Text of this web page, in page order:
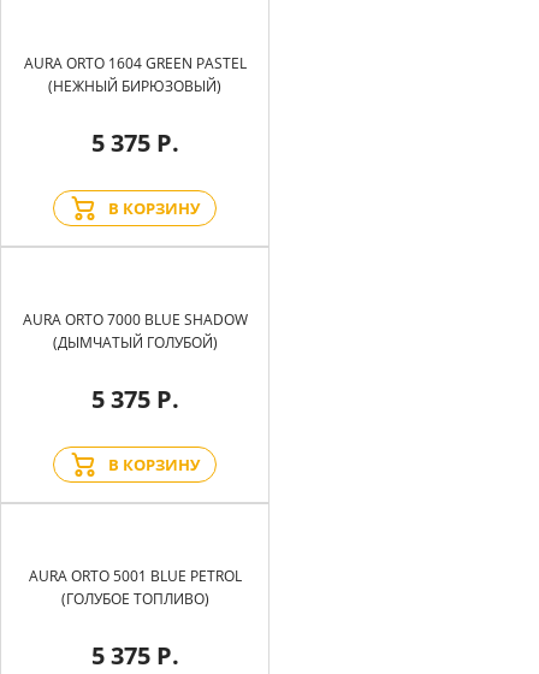
AURA ORTO 1604 GREEN PASTEL
(НЕЖНЫЙ БИРЮЗОВЫЙ)
5 375 Р.
В КОРЗИНУ
AURA ORTO 7000 BLUE SHADOW
(ДЫМЧАТЫЙ ГОЛУБОЙ)
5 375 Р.
В КОРЗИНУ
AURA ORTO 5001 BLUE PETROL
(ГОЛУБОЕ ТОПЛИВО)
5 375 Р.